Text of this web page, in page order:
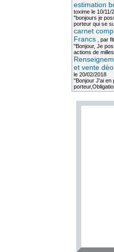
estimation
toximele 10/11/
"bonjours je
porteur qui se
carnet
Francs, par
"Bonjour, Je
actions de
et vente
le 20/02/2018
"Bonjour J'ai en